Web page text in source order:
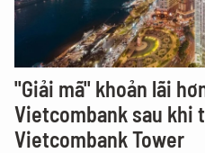
"Giải mã" khoản lãi
Vietcombank sau khi
Vietcombank Tower